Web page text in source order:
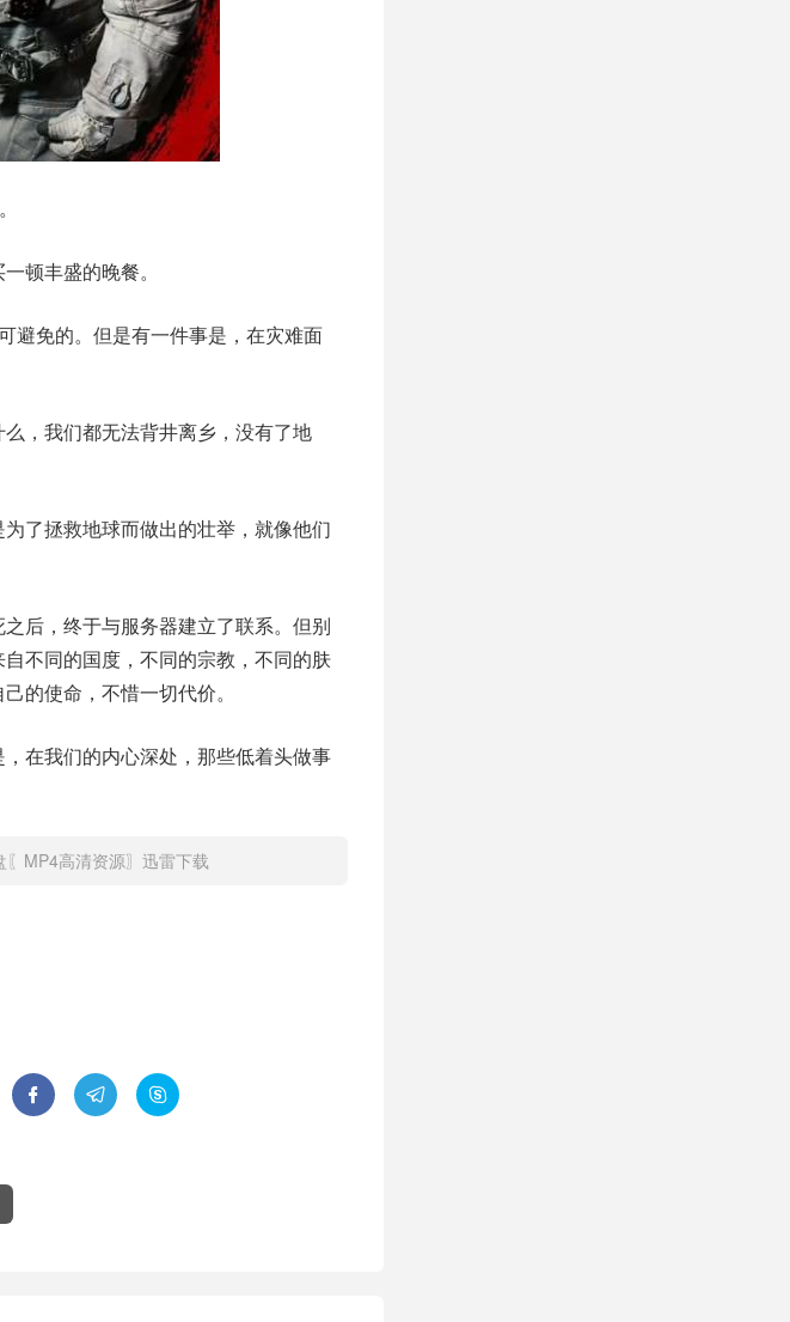
顿丰盛的晚餐。
避免的。但是有一件事是，在灾难面
，我们都无法背井离乡，没有了地
了拯救地球而做出的壮举，就像他们
后，终于与服务器建立了联系。但别
不同的国度，不同的宗教，不同的肤
的使命，不惜一切代价。
在我们的内心深处，那些低着头做事
MP4高清资源〗迅雷下载
  